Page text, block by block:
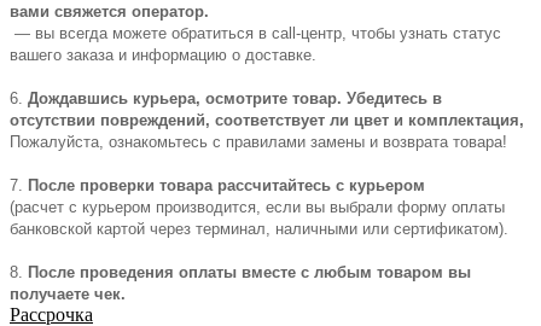
вами свяжется оператор.
— вы всегда можете обратиться в call-центр, чтобы узнать статус
вашего заказа и информацию о доставке.
6. Дождавшись курьера, осмотрите товар. Убедитесь в
отсутствии повреждений, соответствует ли цвет и комплектация,
Пожалуйста, ознакомьтесь с правилами замены и возврата товара!
7.
После проверки товара рассчитайтесь с курьером
(расчет с курьером производится, если вы выбрали форму оплаты
банковской картой через терминал, наличными или сертификатом).
8.
После проведения оплаты вместе с любым товаром вы
получаете чек.
Рассрочка